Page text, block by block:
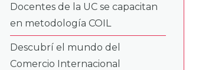
Docentes de la UC se capacitan
en metodología COIL
Descubrí el mundo del
Comercio Internacional